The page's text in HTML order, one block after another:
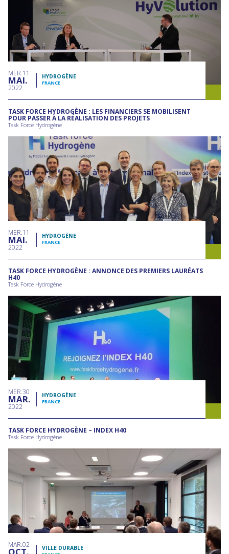
MER 11
MAI
2022
HYDROGÈNE
FRANCE
TASK FORCE HYDROGÈNE : LES FINANCIERS SE MOBILISENT
POUR PASSER À LA RÉALISATION DES PROJETS
Task Force Hydrogène
MER 11
MAI
2022
HYDROGÈNE
FRANCE
TASK FORCE HYDROGÈNE : ANNONCE DES PREMIERS LAURÉATS
H40
Task Force Hydrogène
MER 30
MAR
2022
HYDROGÈNE
FRANCE
TASK FORCE HYDROGÈNE – INDEX H40
Task Force Hydrogène
MAR 02 VILLE DURABLE